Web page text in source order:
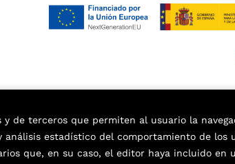
de terceros que permiten al usuario la
análisis estadístico del comportamiento de los
que, en su caso, el editor haya incluido en